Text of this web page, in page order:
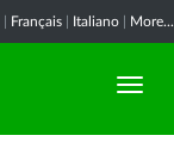
Français Italiano More...